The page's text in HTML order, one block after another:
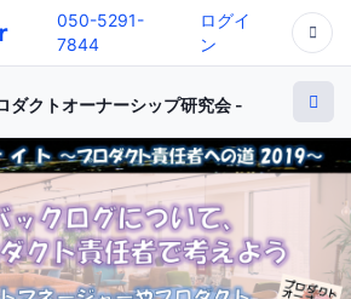
050-5291-
7844
ログイ
ン
ダクトオーナーシップ研究会 -